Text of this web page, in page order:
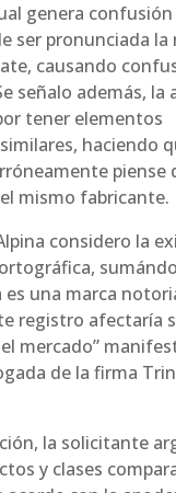
genera
ser pronunciada la
causando
señalo además, la
tener elementos
haciendo
piense
mismo fabricante.
considero la
es una marca
registro afectaría
mercado”
de la firma
la solicitante
y clases